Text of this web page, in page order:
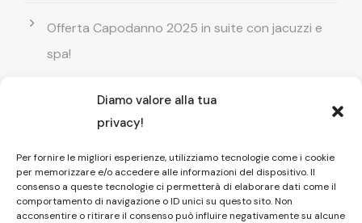
Diamo valore alla tua
privacy!
Per fornire le migliori esperienze, utilizziamo tecnologie come i cookie
per memorizzare e/o accedere alle informazioni del dispositivo. Il
consenso a queste tecnologie ci permetterà di elaborare dati come il
comportamento di navigazione o ID unici su questo sito. Non
acconsentire o ritirare il consenso può influire negativamente su alcune
Offerta Capodanno 2025 in suite con jacuzzi e
spa!
Offerta Natale in camera con vasca
idromassaggio ! Prenota il tuo relax esclusivo
Entrata GRATUITA in Piscina esterna! Il tuo relax
di coppia